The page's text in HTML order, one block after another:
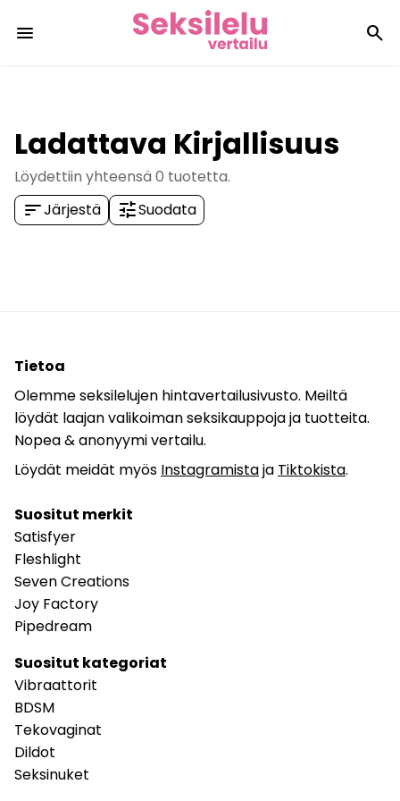
menu search
Ladattava Kirjallisuus
Löydettiin yhteensä 0 tuotetta.
sortJärjestä tuneSuodata
Tietoa
Olemme seksilelujen hintavertailusivusto. Meiltä
löydät laajan valikoiman seksikauppoja ja tuotteita.
Nopea & anonyymi vertailu.
Löydät meidät myös Instagramistaja Tiktokista.
Suositut merkit
Satisfyer
Fleshlight
Seven Creations
Joy Factory
Pipedream
Suositut kategoriat
Vibraattorit
BDSM
Tekovaginat
Dildot
Seksinuket